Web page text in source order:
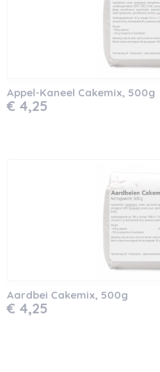
Appel-Kaneel Cakemix, 500g
€ 4,25
Aardbei Cakemix, 500g
€ 4,25